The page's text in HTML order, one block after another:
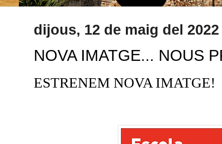
dijous, 12 de maig del 2022
NOVA IMATGE... NOUS
ESTRENEM NOVA IMATGE!